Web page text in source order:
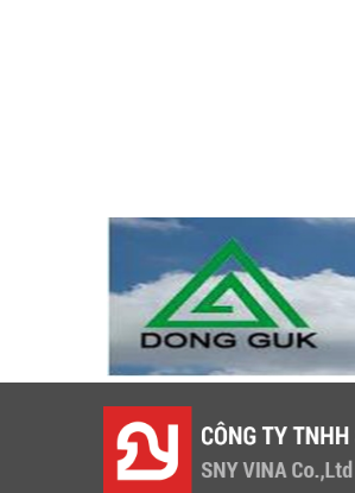
LƯỚI CHẮN CÔN TRÙNG
LƯỚI CHẮN CÔN TRÙNG